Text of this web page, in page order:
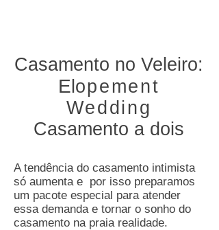
Casamento no Veleiro:
E opement
Wedding
Casamento a dois
A tendência do casamento intimista
só aumenta e por isso preparamos
um pacote especial para atender
essa demanda e tornar o sonho do
casamento na praia realidade.